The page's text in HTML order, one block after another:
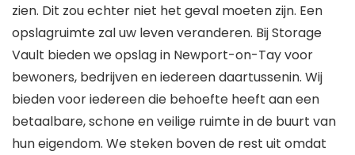
zien. Dit zou echter niet het geval moeten zijn. Een
opslagruimte zal uw leven veranderen. Bij Storage
Vault bieden we opslag in Newport-on-Tay voor
bewoners, bedrijven en iedereen daartussenin. Wij
bieden voor iedereen die behoefte heeft aan een
betaalbare, schone en veilige ruimte in de buurt van
hun eigendom. We steken boven de rest uit omdat